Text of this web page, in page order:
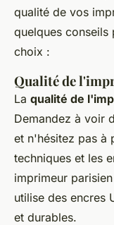
qualité de vos
quelques
choix :
Qualité de
La qualité de
Demandez à voir
et n'hésitez pas à
techniques et les
imprimeur
utilise des encres
et durables.